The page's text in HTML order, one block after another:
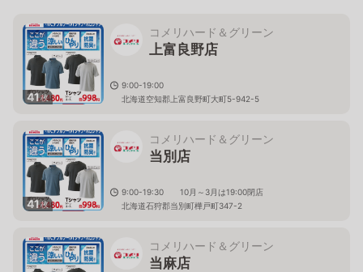
41枚
コメリハード＆グリーン
上富良野店
9:00-19:00
北海道空知郡上富良野町大町5-942-5
41枚
コメリハード＆グリーン
当別店
9:00-19:30 10月～3月は19:00閉店
北海道石狩郡当別町樺戸町347-2
コメリハード＆グリーン
当麻店